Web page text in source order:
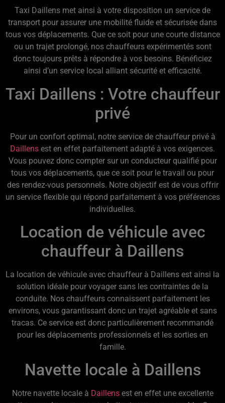
Taxi Daillens met ainsi à votre disposition un service de
transport pour assurer une mobilité fluide et sécurisée dans
tous vos déplacements. Que ce soit pour une courte distance
ou un trajet prolongé, nos chauffeurs expérimentés sont
donc toujours prêts à répondre à vos besoins. Bénéficiez
ainsi d’un service local alliant sécurité et efficacité.
Taxi Daillens : Votre chauffeur
privé
Pour un confort optimal, notre service de chauffeur privé à
Daillens est en effet parfaitement adapté à vos exigences.
Vous pouvez donc compter sur un conducteur qualifié pour
tous vos déplacements, que ce soit pour le travail ou pour
des rendez-vous personnels. Notre objectif est de vous offrir
un service flexible qui répond parfaitement à vos préférences
individuelles.
Location de véhicule avec
chauffeur à Daillens
La location de véhicule avec chauffeur à Daillens est ainsi la
solution idéale pour voyager sans les contraintes de la
conduite. Nos chauffeurs connaissent parfaitement les
environs, vous garantissant donc un trajet agréable et sans
tracas. Ce service est donc particulièrement recommandé
pour les déplacements professionnels et les sorties en
famille.
Navette locale à Daillens
Notre navette locale à Daillensest en effet une excellente